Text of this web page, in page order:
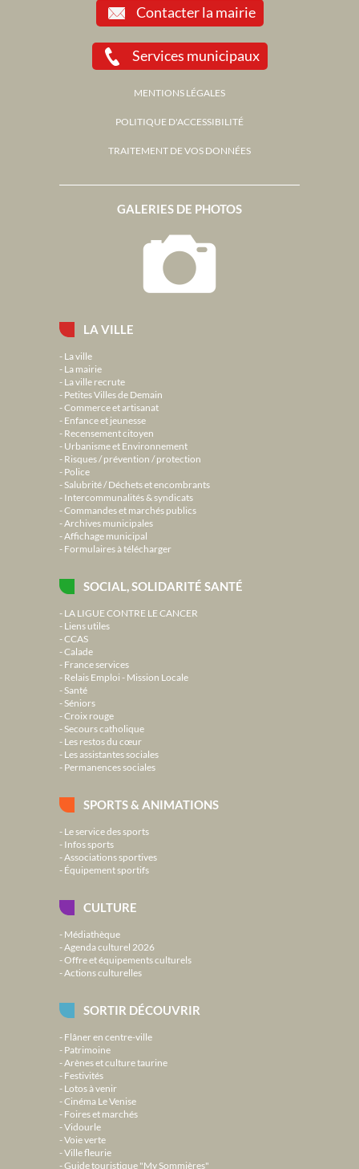
LA VILLE
La ville
La mairie
La ville recrute
Petites Villes de Demain
Commerce et artisanat
Enfance et jeunesse
Recensement citoyen
Urbanisme et Environnement
Risques / prévention / protection
Police
Salubrité / Déchets et encombrants
Intercommunalités & syndicats
Commandes et marchés publics
Archives municipales
Affichage municipal
Formulaires à télécharger
SOCIAL, SOLIDARITÉ SANTÉ
LA LIGUE CONTRE LE CANCER
Liens utiles
CCAS
Calade
France services
Relais Emploi - Mission Locale
Santé
Séniors
Croix rouge
Secours catholique
Les restos du cœur
Les assistantes sociales
Permanences sociales
SPORTS & ANIMATIONS
Le service des sports
Infos sports
Associations sportives
Équipement sportifs
CULTURE
Médiathèque
Agenda culturel 2026
Offre et équipements culturels
Actions culturelles
SORTIR DÉCOUVRIR
Flâner en centre-ville
Patrimoine
Arènes et culture taurine
Festivités
Lotos à venir
Cinéma Le Venise
Foires et marchés
Vidourle
Voie verte
Ville fleurie
Guide touristique "My Sommières"
GALERIES DE PHOTOS
Contacter la mairie
Services municipaux
MENTIONS LÉGALES
POLITIQUE D'ACCESSIBILITÉ
TRAITEMENT DE VOS DONNÉES